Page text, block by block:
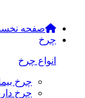
صفحه
چرخ
انواع چرخ
چرخ
چرخ